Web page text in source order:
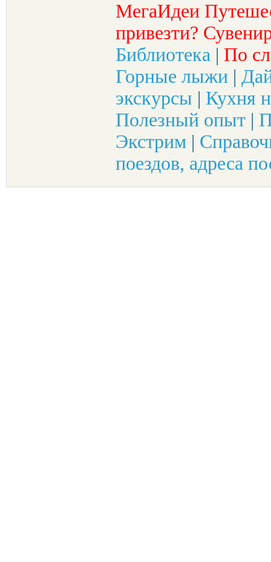
МегаИдеи
привезти?
Библиотека | По
Горные лыжи |
экскурсы | Кухня
Полезный опыт |
Экстрим |
поездов, адреса